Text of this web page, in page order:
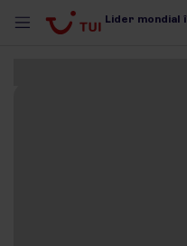
Lider mondial